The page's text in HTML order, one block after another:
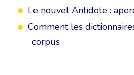
Le nouvel Antidote :
Comment les
corpus